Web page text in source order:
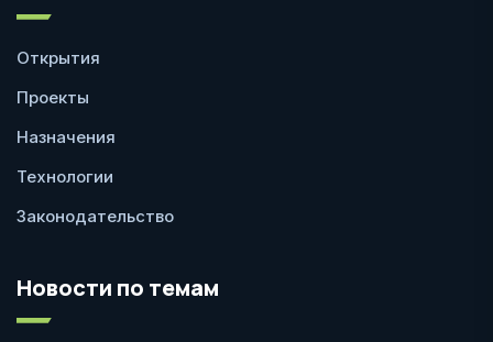
Открытия
Проекты
Назначения
Технологии
Законодательство
Новости по темам